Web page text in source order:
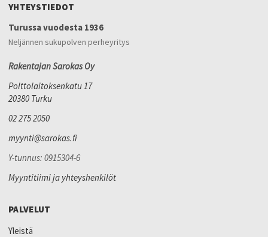
YHTEYSTIEDOT
Turussa vuodesta 1936
Neljännen sukupolven perheyritys
Rakentajan Sarokas Oy
Polttolaitoksenkatu 17
20380 Turku
02 275 2050
myynti@sarokas.fi
Y-tunnus: 0915304-6
Myyntitiimi ja yhteyshenkilöt
PALVELUT
Yleistä